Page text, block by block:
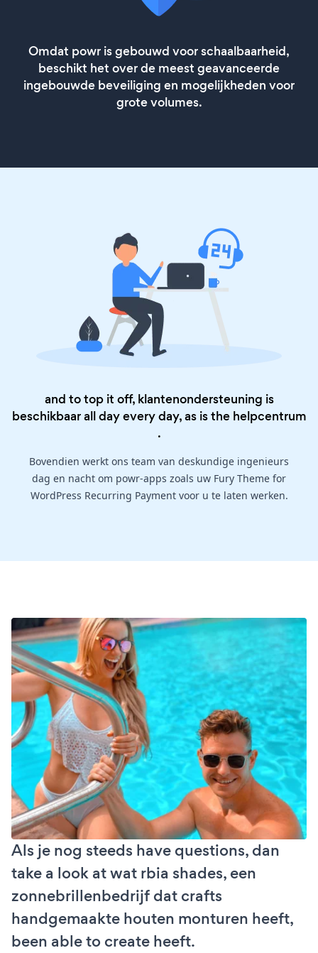
Omdat powr is gebouwd voor schaalbaarheid,
beschikt het over de meest geavanceerde
ingebouwde beveiliging en mogelijkheden voor
grote volumes.
and to top it off, klantenondersteuning is
beschikbaar all day every day, as is the helpcentrum
.
Bovendien werkt ons team van deskundige ingenieurs
dag en nacht om powr-apps zoals uw Fury Theme for
WordPress Recurring Payment voor u te laten werken.
Als je nog steeds have questions, dan
take a look at wat rbia shades, een
zonnebrillenbedrijf dat crafts
handgemaakte houten monturen heeft,
been able to create heeft.